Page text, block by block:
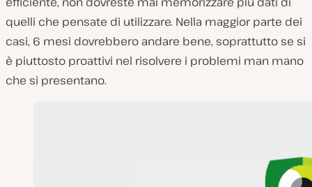
quelli che pensate di utilizzare. Nella maggior parte dei
casi, 6 mesi dovrebbero andare bene, soprattutto se si
è piuttosto proattivi nel risolvere i problemi man mano
che si presentano.